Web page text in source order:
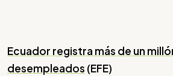
Ecuador registra más de un
desempleados (EFE)